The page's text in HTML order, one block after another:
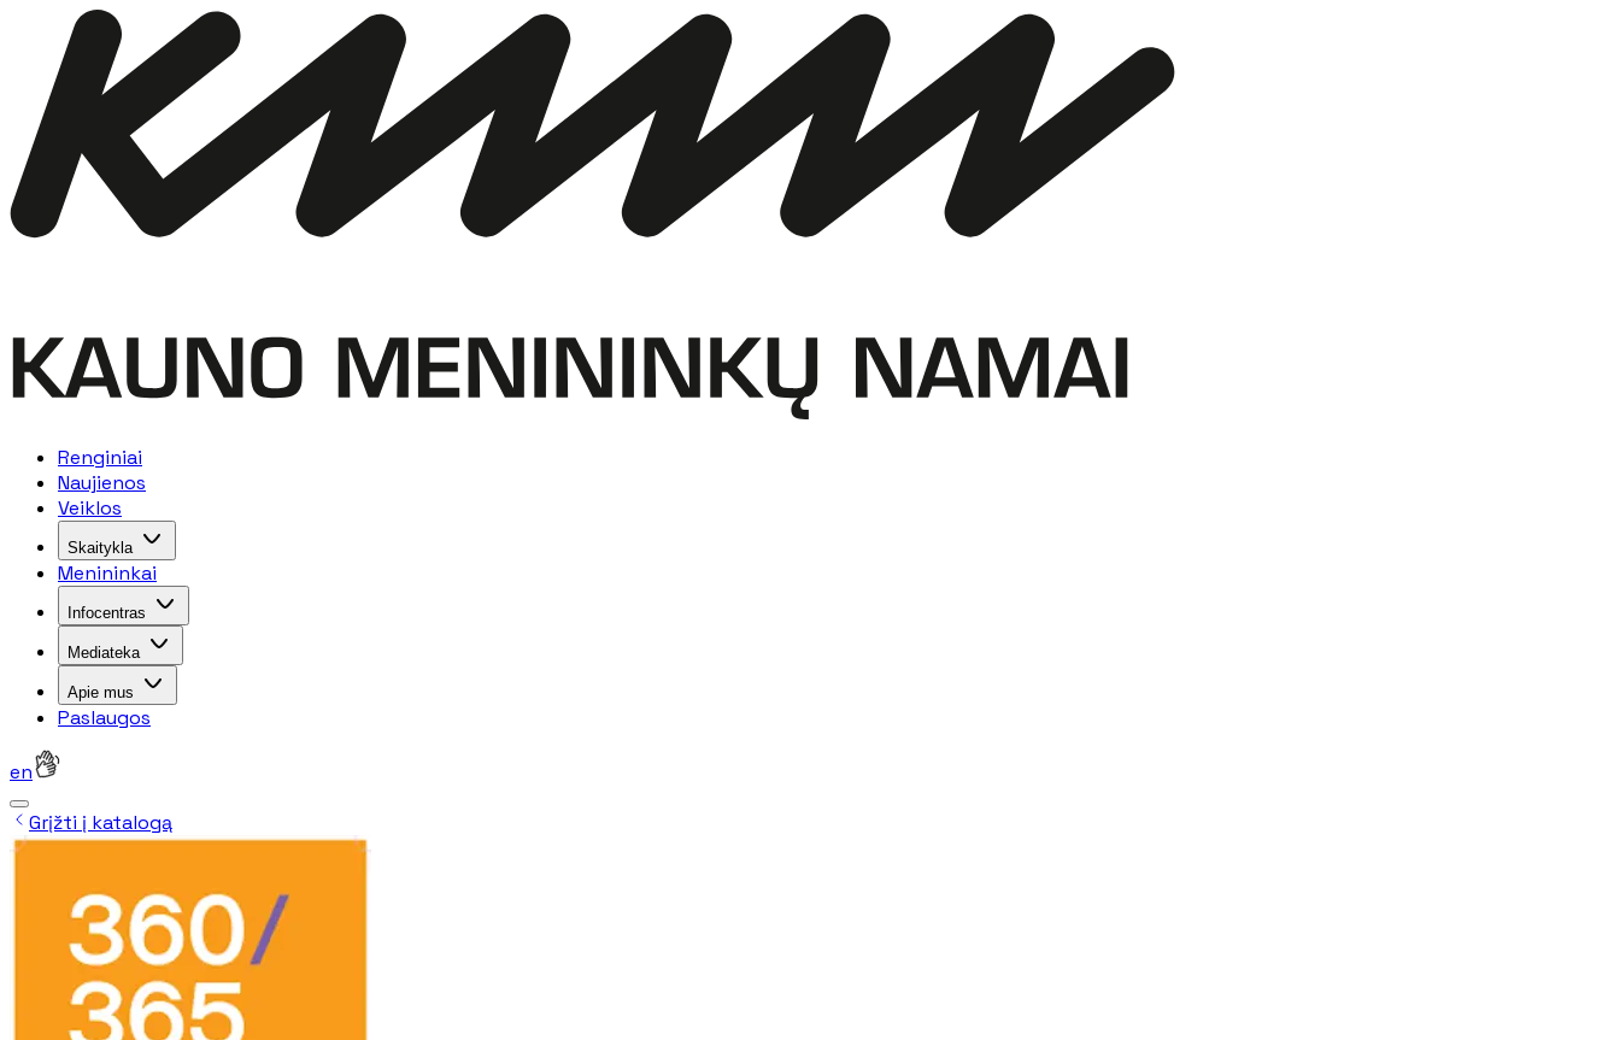
Renginiai
Naujienos
Veiklos
Skaitykla
Menininkai
Infocentras
Mediateka
Apie mus
Paslaugos
en
Grįžti į katalogą